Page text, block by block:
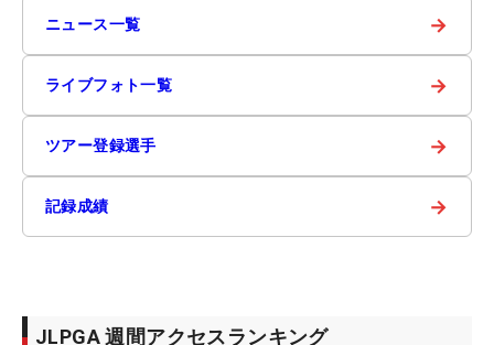
ニュース一覧 →
ライブフォト一覧 →
ツアー登録選手 →
記録成績 →
JLPGA 週間アクセスランキング